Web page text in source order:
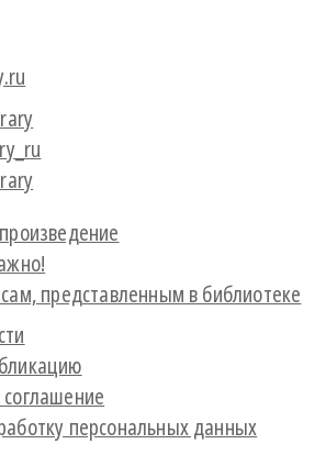
представленным в библиотеке
персональных данных